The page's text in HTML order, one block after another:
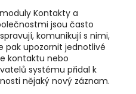
Kontakty a
jsou často
komunikují s nimi,
pak upozornit jednotlivé
kontaktu nebo
systému přidal k
nějaký nový záznam.